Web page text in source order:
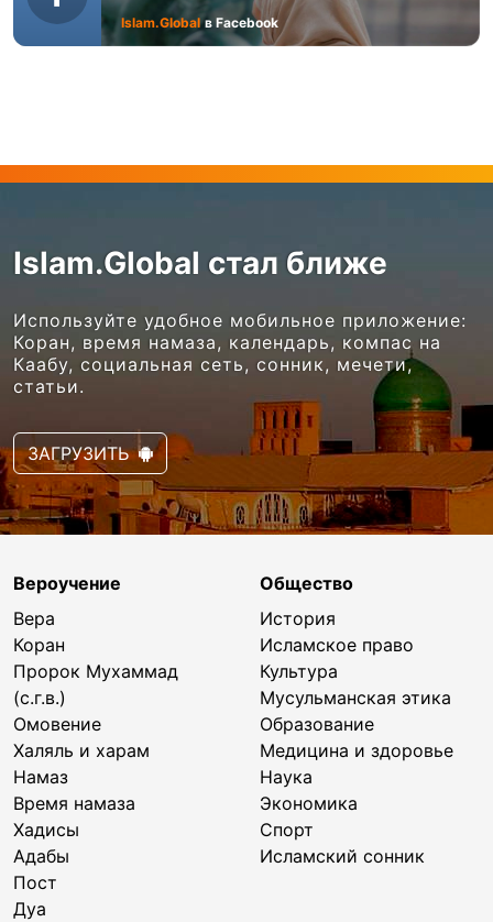
Islam.Global в Facebook
Islam.Global стал ближе
Используйте удобное мобильное приложение:
Коран, время намаза, календарь, компас на
Каабу, социальная сеть, сонник, мечети,
статьи.
ЗАГРУЗИТЬ
Вероучение
Вера
Коран
Пророк Мухаммад
(с.г.в.)
Омовение
Халяль и харам
Намаз
Время намаза
Хадисы
Адабы
Пост
Дуа
Общество
История
Исламское право
Культура
Мусульманская этика
Образование
Медицина и здоровье
Наука
Экономика
Спорт
Исламский сонник